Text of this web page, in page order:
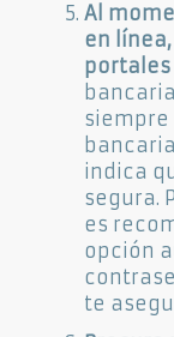
Al
en
siempre
indica
segura.
es
opción
te